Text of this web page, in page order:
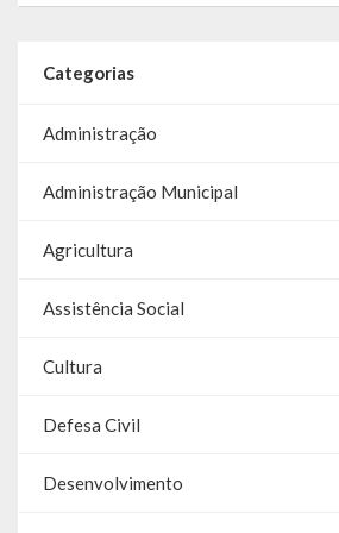
RREO
PPA
LOA
LDO
Categorias
Administração
Administração Municipal
Agricultura
Assistência Social
Cultura
Defesa Civil
Desenvolvimento